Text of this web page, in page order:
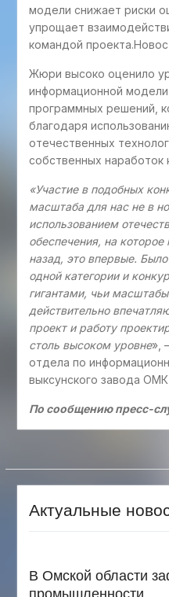
модели снижает риски
упрощает
командой
Жюри высоко оценило
информационной
программных решений,
благодаря
отечественных
собственных
«Участие в подобных
масштаба для нас не в
использованием
обеспечения, на
назад, это впервые.
одной категории и
гигантами, чьи
действительно
проект и работу
столь высоком уровне»,
отдела по
выксунского завода
По сообщению пресс-
Актуальные
В Омской области
промышленности